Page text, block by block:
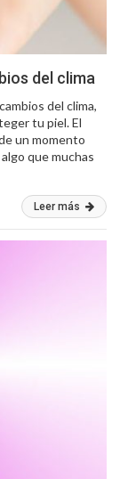
del clima
del clima,
tu piel. El
un momento
que muchas
Leer más